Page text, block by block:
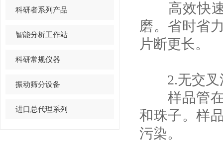
科研者系列产品
智能分析工作站
科研常规仪器
振动筛分设备
进口总代理系列
高效快速
磨。省时省
片断更长。
2.无交叉
样品管在
和珠子。样
污染。